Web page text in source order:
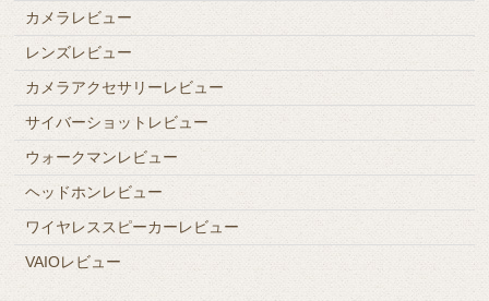
カメラレビュー
レンズレビュー
カメラアクセサリーレビュー
サイバーショットレビュー
ウォークマンレビュー
ヘッドホンレビュー
ワイヤレススピーカーレビュー
VAIOレビュー